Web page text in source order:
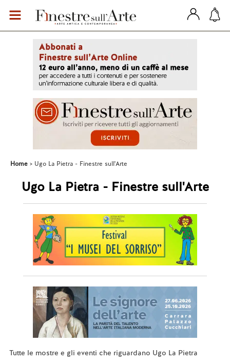
Home Ugo La Pietra - Finestre sull'Arte
Ugo La Pietra - Finestre sull'Arte
Tutte le mostre e gli eventi che riguardano Ugo La Pietra